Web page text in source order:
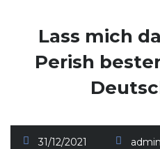
Lass mich
Perish
31/12/2021
admin